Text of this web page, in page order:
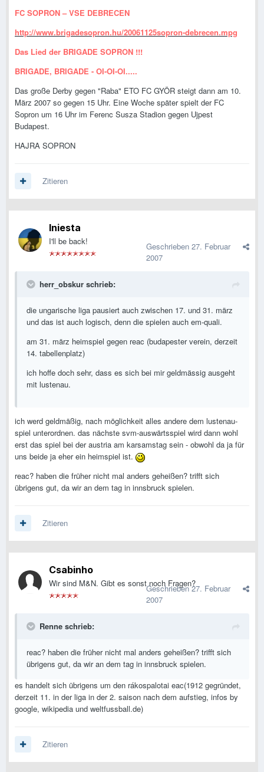
FC SOPRON – VSE DEBRECEN
http://www.brigadesopron.hu/20061125sopron-debrecen.mpg
Das Lied der BRIGADE SOPRON !!!
BRIGADE, BRIGADE - OI-OI-OI.....
Das große Derby gegen "Raba" ETO FC GYÖR steigt dann am 10.
März 2007 so gegen 15 Uhr. Eine Woche später spielt der FC
Sopron um 16 Uhr im Ferenc Susza Stadion gegen Ujpest
Budapest.
HAJRA SOPRON
Zitieren
Iniesta
I'll be back! Geschrieben 27. Februar
2007
herr_obskur schrieb:
die ungarische liga pausiert auch zwischen 17. und 31. märz
und das ist auch logisch, denn die spielen auch em-quali.
am 31. märz heimspiel gegen reac (budapester verein, derzeit
14. tabellenplatz)
ich hoffe doch sehr, dass es sich bei mir geldmässig ausgeht
mit lustenau.
ich werd geldmäßig, nach möglichkeit alles andere dem lustenau-
spiel unterordnen. das nächste svm-auswärtsspiel wird dann wohl
erst das spiel bei der austria am karsamstag sein - obwohl da ja für
uns beide ja eher ein heimspiel ist.
reac? haben die früher nicht mal anders geheißen? trifft sich
übrigens gut, da wir an dem tag in innsbruck spielen.
Zitieren
Csabinho
Wir sind M&N. Gibt es sonst noch Fragen?
Geschrieben27. Februar
2007
Renne schrieb:
reac? haben die früher nicht mal anders geheißen? trifft sich
übrigens gut, da wir an dem tag in innsbruck spielen.
es handelt sich übrigens um den rákospalotai eac(1912 gegründet,
derzeit 11. in der liga in der 2. saison nach dem aufstieg, infos by
google, wikipedia und weltfussball.de)
Zitieren